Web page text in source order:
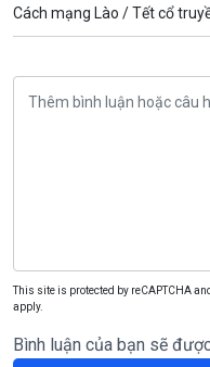
Cách mạng Lào /Tết cổ
This site is protected by reCAPTCHA
apply.
Bình luận của bạn sẽ